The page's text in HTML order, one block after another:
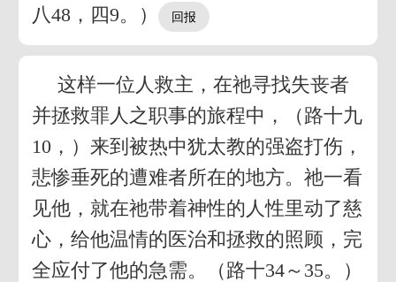
八48，四9。）
这样一位人救主，在祂寻找失丧者
并拯救罪人之职事的旅程中，（路十九
10，）来到被热中犹太教的强盗打伤，
悲惨垂死的遭难者所在的地方。祂一看
见他，就在祂带着神性的人性里动了慈
心，给他温情的医治和拯救的照顾，完
全应付了他的急需。（路十34～35。）